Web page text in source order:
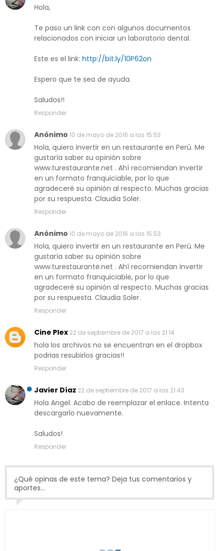
Hola,
Te paso un link con con algunos documentos
relacionados con iniciar un laboratorio dental.
Este es el link: http://bit.ly/10P62on
Espero que te sea de ayuda.
Saludos!!
Responder
Anónimo 10 de mayo de 2016 a las 15:53
Hola, quiero invertir en un restaurante en Perú. Me
gustaría saber su opinión sobre
www.turestaurante.net . Ahí recomiendan invertir
en un formato franquiciable, por lo que
agradeceré su opinión al respecto. Muchas gracias
por su respuesta. Claudia Soler.
Responder
Anónimo 10 de mayo de 2016 a las 15:53
Hola, quiero invertir en un restaurante en Perú. Me
gustaría saber su opinión sobre
www.turestaurante.net . Ahí recomiendan invertir
en un formato franquiciable, por lo que
agradeceré su opinión al respecto. Muchas gracias
por su respuesta. Claudia Soler.
Responder
Cine Plex 22 de septiembre de 2017 a las 21:14
hola los archivos no se encuentran en el dropbox
podrias resubirlos gracias!!
Responder
Javier Díaz 22 de septiembre de 2017 a las 21:43
Hola Angel. Acabo de reemplazar el enlace. Intenta
descargarlo nuevamente.
Saludos!
Responder
¿Qué opinas de este tema? Deja tus comentarios y
aportes...